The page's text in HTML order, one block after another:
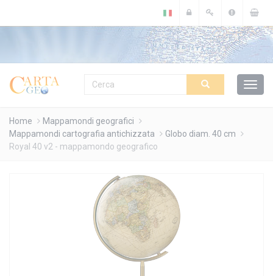
Home
Mappamondi geografici
Mappamondi cartografia antichizzata
Globo diam. 40 cm
Royal 40 v2 - mappamondo geografico